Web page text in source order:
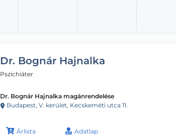
Dr. Bognár Hajnalka
Pszichiáter
Dr. Bognár Hajnalka magánrendelése
Budapest, V. kerület, Kecskeméti utca 11.
Árlista Adatlap